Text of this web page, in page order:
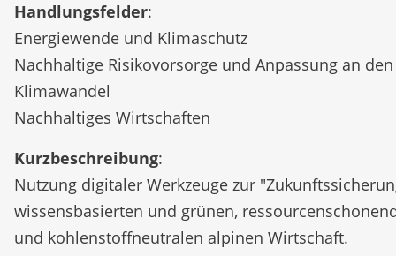
Handlungsfelder:
Energiewende und Klimaschutz
Nachhaltige Risikovorsorge und Anpassung an den
Klimawandel
Nachhaltiges Wirtschaften
Kurzbeschreibung:
Nutzung digitaler Werkzeuge zur
wissensbasierten und grünen,
und kohlenstoffneutralen alpinen Wirtschaft.